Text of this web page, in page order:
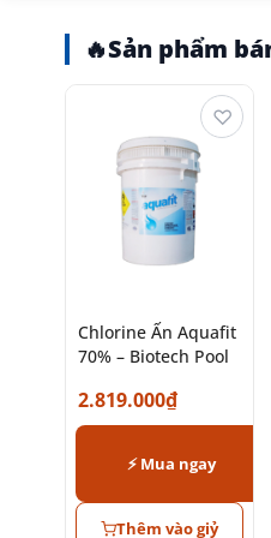
🔥Sản phẩm
Chlorine Ấn Aquafit
70% – Biotech Pool
2.819.000₫
⚡ Mua ngay
Thêm vào giỷ
♡